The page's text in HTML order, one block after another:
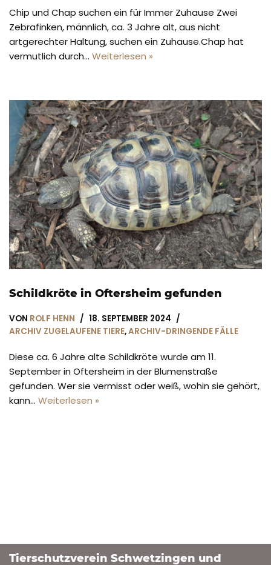
Chip und Chap suchen ein für Immer Zuhause Zwei
Zebrafinken, männlich, ca. 3 Jahre alt, aus nicht
artgerechter Haltung, suchen ein Zuhause.Chap hat
vermutlich durch… Weiterlesen »
Schildkröte in Oftersheim gefunden
VON ROLF HENN
18. SEPTEMBER 2024
ARCHIV ZUGELAUFENE TIERE,ARCHIV-DRINGENDE FÄLLE
Diese ca. 6 Jahre alte Schildkröte wurde am 11.
September in Oftersheim in der Blumenstraße
gefunden. Wer sie vermisst oder weiß, wohin sie gehört,
kann… Weiterlesen »